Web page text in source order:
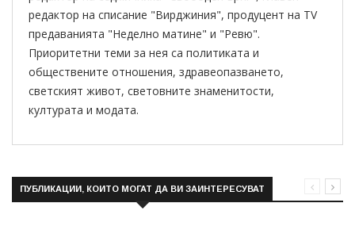
редактор на списание "Вирджиния", продуцент на TV
предаванията "Неделно матине" и "Ревю".
Приоритетни теми за нея са политиката и
обществените отношения, здравеопазването,
светският живот, световните знаменитости,
културата и модата.
ПУБЛИКАЦИИ, КОИТО МОГАТ ДА ВИ ЗАИНТЕРЕСУВАТ